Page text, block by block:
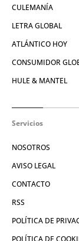
CULEMANÍA
LETRA GLOBAL
ATLÁNTICO HOY
CONSUMIDOR
HULE & MANTEL
Servicios
NOSOTROS
AVISO LEGAL
CONTACTO
RSS
POLÍTICA DE